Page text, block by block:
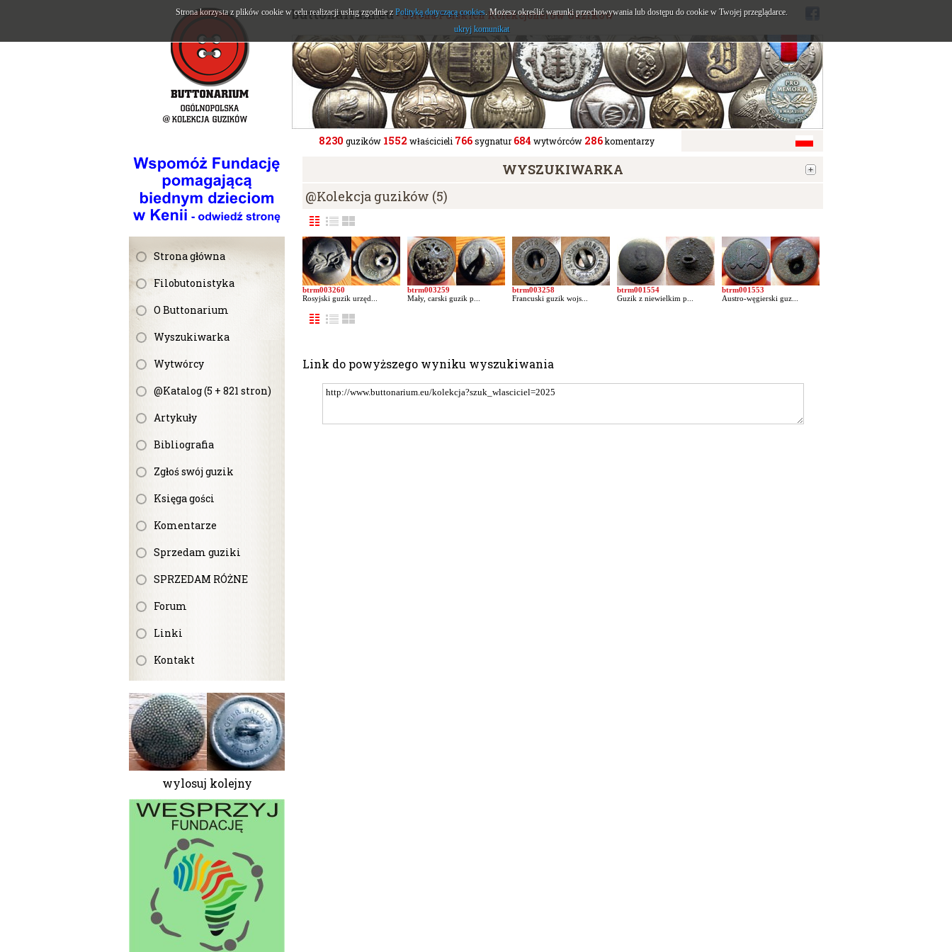
Strona główna
Filobutonistyka
O Buttonarium
Wyszukiwarka
Wytwórcy
@Katalog (5 + 821 stron)
Artykuły
Bibliografia
Zgłoś swój guzik
Księga gości
Komentarze
Sprzedam guziki
SPRZEDAM RÓŻNE
Forum
Linki
Kontakt
wylosuj kolejny
buttonarium.eu- Strona Polskich Kolekcjonerów Guzików
8230 guzików 1552 właścicieli 766sygnatur684 wytwórców 286komentarzy
WYSZUKIWARKA
@Kolekcja guzików (5)
btrm003260
Rosyjski guzik urzęd...
btrm003259
Mały, carski guzik p...
btrm003258
Francuski guzik wojs...
btrm001554
Guzik z niewielkim p...
btrm001553
Austro-węgierski guz...
Link do powyższego wyniku wyszukiwania
Strona korzysta z plików cookie w celu realizacji usług zgodnie z Polityką dotyczącą cookies. Możesz określić warunki przechowywania lub dostępu do cookie w Twojej przeglądarce.
ukryj komunikat